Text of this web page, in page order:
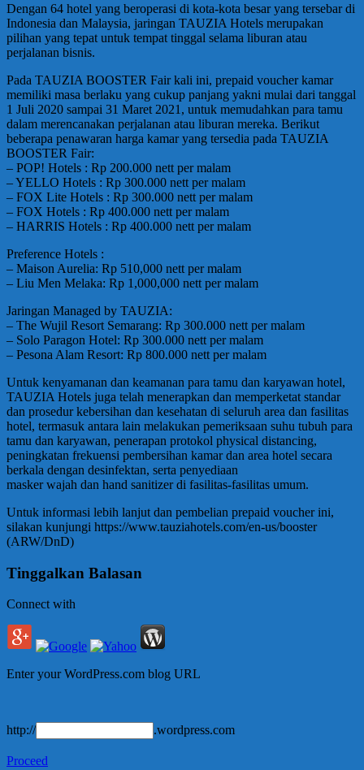
Dengan 64 hotel yang beroperasi di kota-kota besar yang tersebar di
Indonesia dan Malaysia, jaringan TAUZIA Hotels merupakan
pilihan yang tepat untuk tempat tinggal selama liburan atau
perjalanan bisnis.
Pada TAUZIA BOOSTER Fair kali ini, prepaid voucher kamar
memiliki masa berlaku yang cukup panjang yakni mulai dari tanggal
1 Juli 2020 sampai 31 Maret 2021, untuk memudahkan para tamu
dalam merencanakan perjalanan atau liburan mereka. Berikut
beberapa penawaran harga kamar yang tersedia pada TAUZIA
BOOSTER Fair:
– POP! Hotels : Rp 200.000 nett per malam
– YELLO Hotels : Rp 300.000 nett per malam
– FOX Lite Hotels : Rp 300.000 nett per malam
– FOX Hotels : Rp 400.000 nett per malam
– HARRIS Hotels : Rp 400.000 nett per malam
Preference Hotels :
– Maison Aurelia: Rp 510,000 nett per malam
– Liu Men Melaka: Rp 1,000,000 nett per malam
Jaringan Managed by TAUZIA:
– The Wujil Resort Semarang: Rp 300.000 nett per malam
– Solo Paragon Hotel: Rp 300.000 nett per malam
– Pesona Alam Resort: Rp 800.000 nett per malam
Untuk kenyamanan dan keamanan para tamu dan karyawan hotel,
TAUZIA Hotels juga telah menerapkan dan memperketat standar
dan prosedur kebersihan dan kesehatan di seluruh area dan fasilitas
hotel, termasuk antara lain melakukan pemeriksaan suhu tubuh para
tamu dan karyawan, penerapan protokol physical distancing,
peningkatan frekuensi pembersihan kamar dan area hotel secara
berkala dengan desinfektan, serta penyediaan
masker wajah dan hand sanitizer di fasilitas-fasilitas umum.
Untuk informasi lebih lanjut dan pembelian prepaid voucher ini,
silakan kunjungi https://www.tauziahotels.com/en-us/booster
(ARW/DnD)
Tinggalkan Balasan
Connect with
Enter your WordPress.com blog URL
http:// .wordpress.com
Proceed